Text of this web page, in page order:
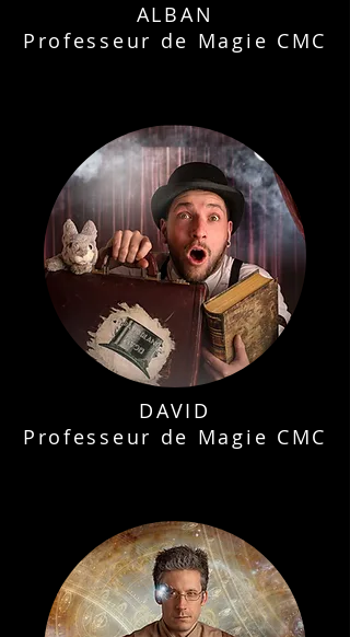
ALBAN
Professeur de Magie CMC
DAVID
Professeur de Magie CMC